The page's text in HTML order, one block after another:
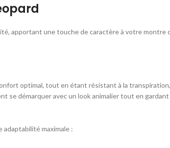
apportant une touche de caractère à votre
optimal, tout en étant résistant à la transpiration,
se démarquer avec un look animalier tout en
adaptabilité maximale :